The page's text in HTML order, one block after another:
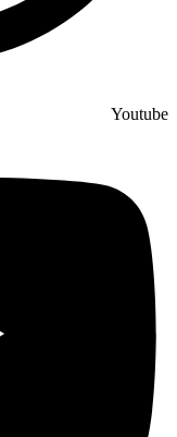
Youtube